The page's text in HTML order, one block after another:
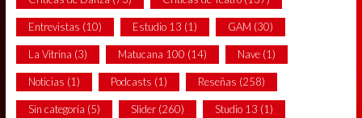
Entrevistas (10) Estudio 13 (1) GAM (30)
La Vitrina (3) Matucana 100 (14) Nave(1)
Noticias (1) Podcasts (1) Reseñas (258)
Sin categoría (5) Slider(260) Studio 13 (1)